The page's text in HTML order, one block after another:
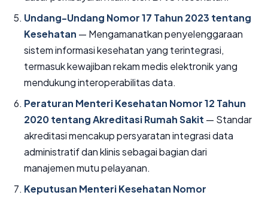
Undang-Undang Nomor 17 Tahun 2023 tentang
Kesehatan — Mengamanatkan penyelenggaraan
sistem informasi kesehatan yang terintegrasi,
termasuk kewajiban rekam medis elektronik yang
mendukung interoperabilitas data.
Peraturan Menteri Kesehatan Nomor 12 Tahun
2020 tentang Akreditasi Rumah Sakit — Standar
akreditasi mencakup persyaratan integrasi data
administratif dan klinis sebagai bagian dari
manajemen mutu pelayanan.
Keputusan Menteri Kesehatan Nomor